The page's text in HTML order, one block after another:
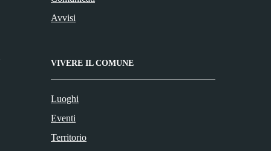
Avvisi
VIVERE IL COMUNE
Luoghi
Eventi
Territorio